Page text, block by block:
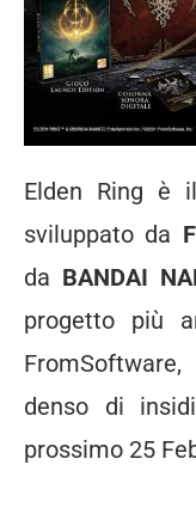
Elden Ring è
sviluppato da
da BANDAI
progetto più
denso di
prossimo 25